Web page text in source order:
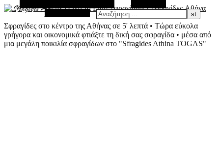
Σφραγίδες στο κέντρο της Αθήνας σε 5' λεπτά • Τώρα εύκολα
γρήγορα και οικονομικά φτιάξτε τη δική σας σφραγίδα • μέσα από
μια μεγάλη ποικιλία σφραγίδων στο "Sfragides Athina TOGAS"
Τυχαίο Άρθρο
Αναζήτηση